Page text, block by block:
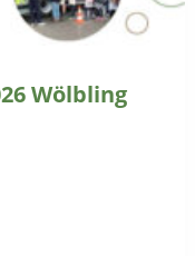
Wölbling